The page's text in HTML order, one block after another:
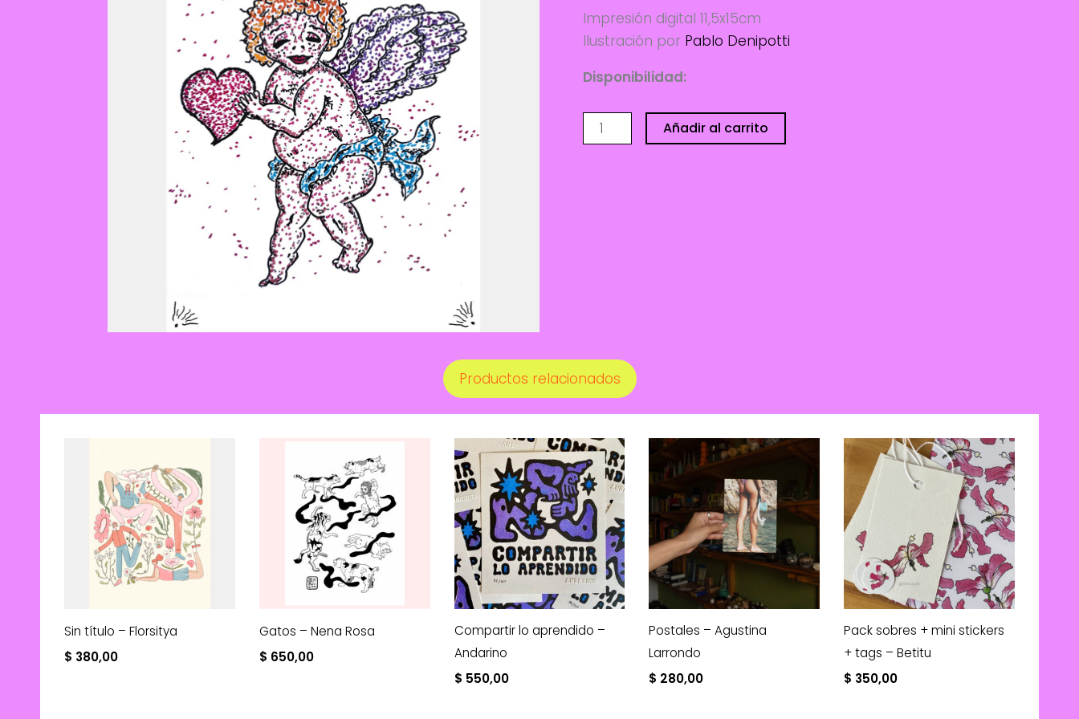
Impresión digital 11,5x15cm
Ilustración por Pablo Denipotti
Disponibilidad:
Angelito
-
Añadir al carrito
Productos relacionados
Sin título – Florsitya
$ 380,00
Gatos – Nena Rosa
$ 650,00
Compartir lo aprendido –
Andarino
$ 550,00
Postales – Agustina
Larrondo
$ 280,00
Pack sobres + mini stickers
+ tags – Betitu
$ 350,00